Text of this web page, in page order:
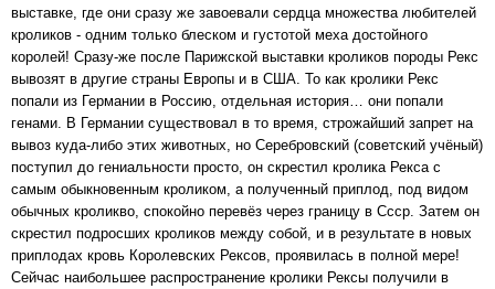
выставке, где они сразу же завоевали сердца множества любителей
кроликов - одним только блеском и густотой меха достойного
королей! Сразу-же после Парижской выставки кроликов породы Рекс
вывозят в другие страны Европы и в США. То как кролики Рекс
попали из Германии в Россию, отдельная история… они попали
генами. В Германии существовал в то время, строжайший запрет на
вывоз куда-либо этих животных, но Серебровский (советский учёный)
поступил до гениальности просто, он скрестил кролика Рекса с
самым обыкновенным кроликом, а полученный приплод, под видом
обычных кроликво, спокойно перевёз через границу в Ссср. Затем он
скрестил подросших кроликов между собой, и в результате в новых
приплодах кровь Королевских Рексов, проявилась в полной мере!
Сейчас наибольшее распространение кролики Рексы получили в